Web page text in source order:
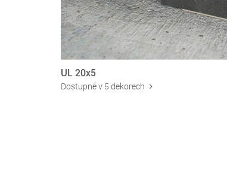
UL 20x5
Dostupné v 5 dekorech